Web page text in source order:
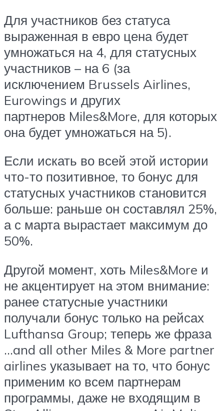
Для участников без статуса
выраженная в евро цена будет
умножаться на 4, для статусных
участников – на 6 (за
исключением Brussels Airlines,
Eurowings и других
партнеров Miles&More, для которых
она будет умножаться на 5).
Если искать во всей этой истории
что-то позитивное, то бонус для
статусных участников становится
больше: раньше он составлял 25%,
а с марта вырастает максимум до
50%.
Другой момент, хоть Miles&More и
не акцентирует на этом внимание:
ранее статусные участники
получали бонус только на рейсах
Lufthansa Group; теперь же фраза
…and all other Miles & More partner
airlines указывает на то, что бонус
применим ко всем партнерам
программы, даже не входящим в